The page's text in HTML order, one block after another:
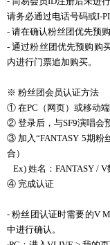
请务必通过电话号码或I-
- 请在确认粉丝团优先预
- 通过粉丝团优先预购购
内进行门票追加购买。
※ 粉丝团会员认证方法
① 在PC （ 网页）或移动
② 登录后， 与SF9演唱会
③ 加入“FANTASY 5期粉
合）
Ex) 姓名： FANTASY / V
④ 完成认证
-粉丝团认证时需要的V
中进行确认。